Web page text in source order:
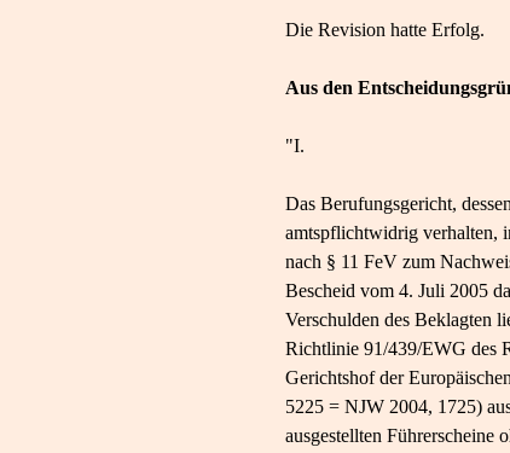
Die Revision hatte Erfolg.
Aus den
"I.
Das Berufungsgericht,
amtspflichtwidrig verhalten,
nach § 11 FeV zum
Bescheid vom 4. Juli 2005
Verschulden des Beklagten
Richtlinie 91/439/EWG des
Gerichtshof der
5225 = NJW 2004, 1725)
ausgestellten